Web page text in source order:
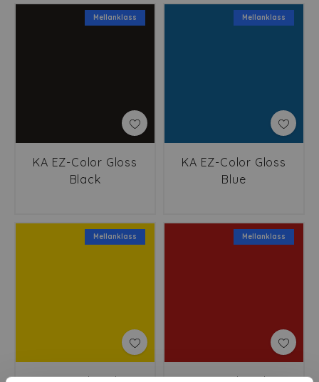
Mellanklass
KA EZ-Color Gloss
Black
Mellanklass
KA EZ-Color Gloss
Blue
Mellanklass Mellanklass